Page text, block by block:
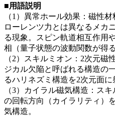
■用語説明
（1）異常ホール効果：磁性
ローレンツ力とは異なるメカ
る現象。スピン軌道相互作用
相（量子状態の波動関数が得
（2）スキルミオン：2次元磁
ジカル欠陥と呼ばれる構造の
るハリネズミ構造を2次元面に
（3）カイラル磁気構造：ス
の回転方向（カイラリティ）
気構造。